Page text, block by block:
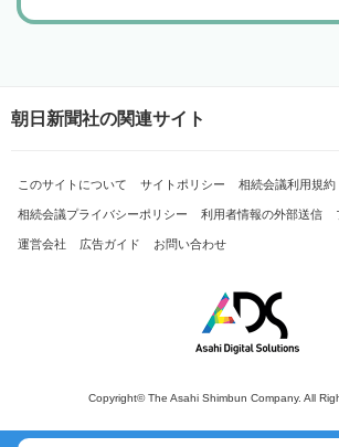
朝日新聞社の関連サイト
このサイトについて サイトポリシー 相続会議利用規約
相続会議プライバシーポリシー 利用者情報の外部送信
運営会社 広告ガイド お問い合わせ
Copyright© The Asahi Shimbun Company. All